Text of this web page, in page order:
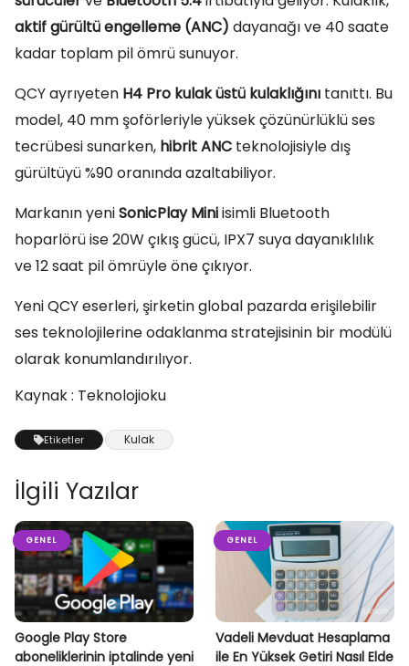
aktif gürültü engelleme (ANC) dayanağı ve 40 saate
kadar toplam pil ömrü sunuyor.
QCY ayrıyeten H4 Pro kulak üstü kulaklığını tanıttı. Bu
model, 40 mm şoförleriyle yüksek çözünürlüklü ses
tecrübesi sunarken, hibrit ANC teknolojisiyle dış
gürültüyü %90 oranında azaltabiliyor.
Markanın yeniSonicPlay Miniisimli Bluetooth
hoparlörü ise 20W çıkış gücü, IPX7 suya dayanıklılık
ve 12 saat pil ömrüyle öne çıkıyor.
Yeni QCY eserleri, şirketin global pazarda erişilebilir
ses teknolojilerine odaklanma stratejisinin bir modülü
olarak konumlandırılıyor.
Kaynak : Teknolojioku
Etiketler Kulak
İlgili Yazılar
GENEL
Google Play Store
aboneliklerinin iptalinde yeni
GENEL
Vadeli Mevduat Hesaplama
ile En Yüksek Getiri Nasıl Elde